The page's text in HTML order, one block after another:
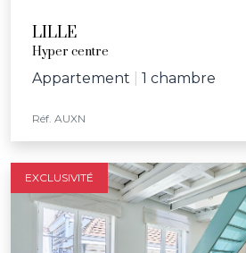
LILLE
Hyper centre
Appartement 1 chambre
Réf. AUXN
EXCLUSIVITÉ